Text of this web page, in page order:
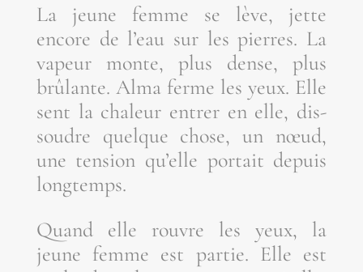
La jeune femme se lève, jette
encore de l’eau sur les pierres. La
vapeur monte, plus dense, plus
brû­lante. Alma ferme les yeux. Elle
sent la cha­leur entrer en elle, dis­
soudre quelque chose, un nœud,
une ten­sion qu’elle por­tait depuis
longtemps.
Quand elle rouvre les yeux, la
jeune femme est par­tie. Elle est